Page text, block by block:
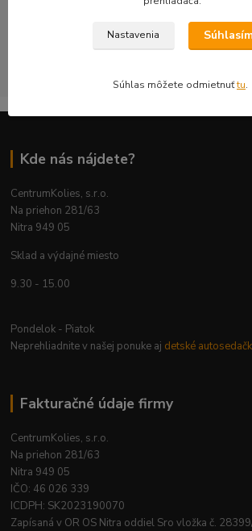
CentrumKolies s.r.o. je majiteľom ochrannej
Kde nás nájdete?
CentrumKolies, s.r.o.
Na priehon 281/63
Nitra 949 05
Sklad a výdajné miesto
9.30 - 15.00
Pondelok - Piatok
Neprehliadnite v našej ponuke aj detské
Fakturačné údaje firmy
CentrumKolies, s.r.o.
Na priehon 281/63
Nitra 949 05
IČO: 46 026 339
ICDPH: SK2023190070
Zapísaná v OR OS Nitra oddiel Sro vložka č.
Nastavenia
Súhlas môžete odmietnuťtu.